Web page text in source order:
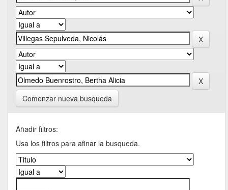
Comenzar nueva busqueda
Añadir filtros:
Usa los filtros para afinar la busqueda.